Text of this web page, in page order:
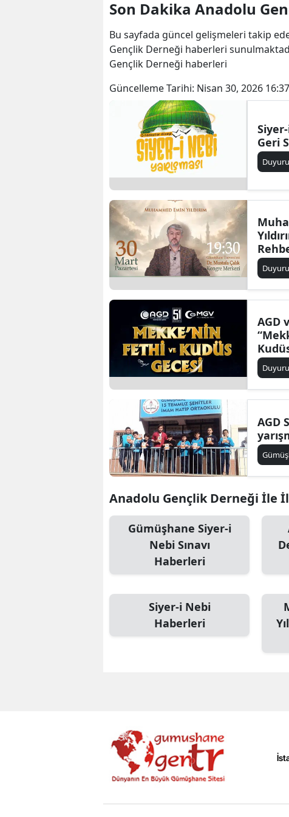
Son Dakika Anadolu
Bu sayfada güncel gelişmeleri takip
Gençlik Derneği haberleri
Gençlik Derneği haberleri
Güncelleme Tarihi: Nisan 30, 2026 16:37
Geri
Duyuru
Duyuru
AGD
Duyuru
AGD
Anadolu Gençlik Derneği İle
Gümüşhane Siyer-i
Nebi Sınavı
Haberleri
Siyer-i Nebi
Haberleri